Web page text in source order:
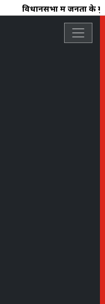
विधानसभा में जनता के